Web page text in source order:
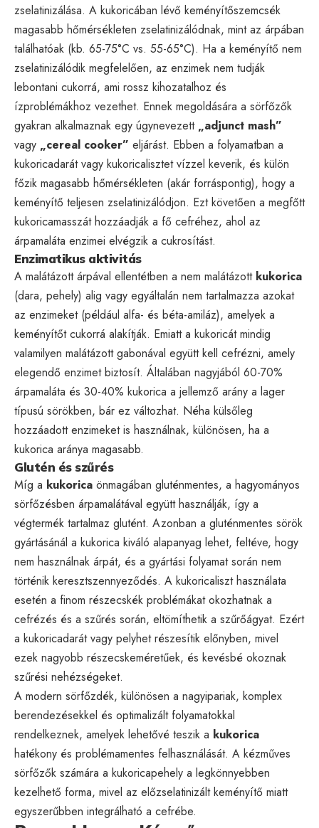
zselatinizálása. A kukoricában lévő keményítőszemcsék
magasabb hőmérsékleten zselatinizálódnak, mint az árpában
találhatóak (kb. 65-75°C vs. 55-65°C). Ha a keményítő nem
zselatinizálódik megfelelően, az enzimek nem tudják
lebontani cukorrá, ami rossz kihozatalhoz és
ízproblémákhoz vezethet. Ennek megoldására a sörfőzők
gyakran alkalmaznak egy úgynevezett „adjunct mash”
vagy „cereal cooker” eljárást. Ebben a folyamatban a
kukoricadarát vagy kukoricalisztet vízzel keverik, és külön
főzik magasabb hőmérsékleten (akár forráspontig), hogy a
keményítő teljesen zselatinizálódjon. Ezt követően a megfőtt
kukoricamasszát hozzáadják a fő cefréhez, ahol az
árpamaláta enzimei elvégzik a cukrosítást.
Enzimatikus aktivitás
A malátázott árpával ellentétben a nem malátázott kukorica
(dara, pehely) alig vagy egyáltalán nem tartalmazza azokat
az enzimeket (például alfa- és béta-amiláz), amelyek a
keményítőt cukorrá alakítják. Emiatt a kukoricát mindig
valamilyen malátázott gabonával együtt kell cefrézni, amely
elegendő enzimet biztosít. Általában nagyjából 60-70%
árpamaláta és 30-40% kukorica a jellemző arány a lager
típusú sörökben, bár ez változhat. Néha külsőleg
hozzáadott enzimeket is használnak, különösen, ha a
kukorica aránya magasabb.
Glutén és szűrés
Míg a kukorica önmagában gluténmentes, a hagyományos
sörfőzésben árpamalátával együtt használják, így a
végtermék tartalmaz glutént. Azonban a gluténmentes sörök
gyártásánál a kukorica kiváló alapanyag lehet, feltéve, hogy
nem használnak árpát, és a gyártási folyamat során nem
történik keresztszennyeződés. A kukoricaliszt használata
esetén a finom részecskék problémákat okozhatnak a
cefrézés és a szűrés során, eltömíthetik a szűrőágyat. Ezért
a kukoricadarát vagy pelyhet részesítik előnyben, mivel
ezek nagyobb részecskeméretűek, és kevésbé okoznak
szűrési nehézségeket.
A modern sörfőzdék, különösen a nagyipariak, komplex
berendezésekkel és optimalizált folyamatokkal
rendelkeznek, amelyek lehetővé teszik a kukorica
hatékony és problémamentes felhasználását. A kézműves
sörfőzők számára a kukoricapehely a legkönnyebben
kezelhető forma, mivel az előzselatinizált keményítő miatt
egyszerűbben integrálható a cefrébe.